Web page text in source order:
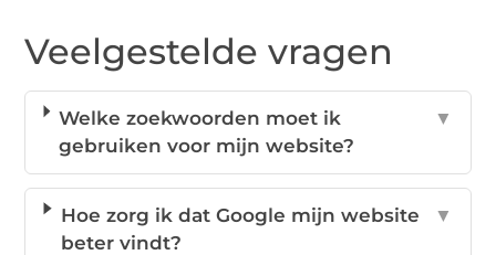
Veelgestelde vragen
Welke zoekwoorden moet ik
gebruiken voor mijn website?
▼
Hoe zorg ik dat Google mijn website
beter vindt?
▼